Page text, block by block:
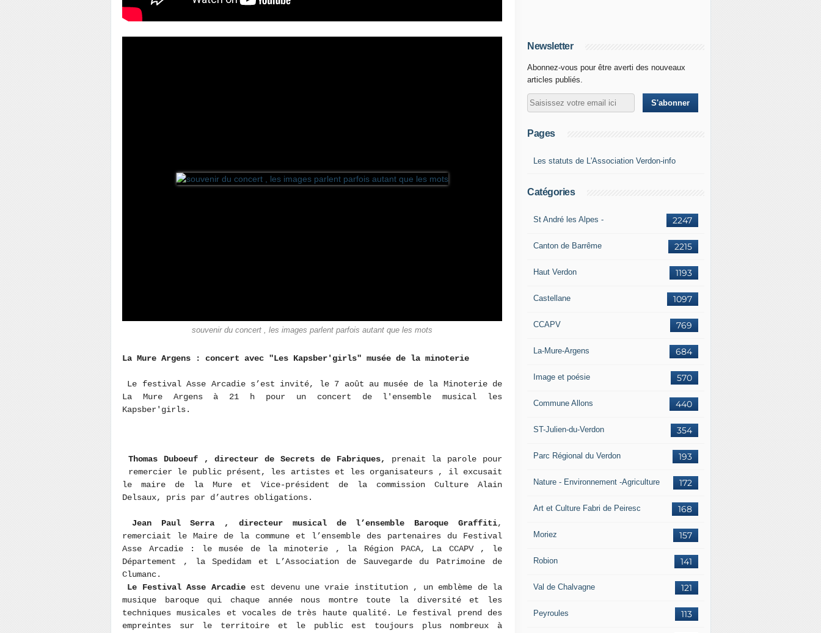
souvenir du concert , les images parlent parfois autant que les mots
La Mure Argens : concert avec "Les Kapsber'girls" musée de la minoterie
Le festival Asse Arcadie s’est invité, le 7 août au musée de la Minoterie de
La Mure Argens à 21 h pour un concert de l'ensemble musical les
Kapsber'girls.
Thomas Duboeuf , directeur de Secrets de Fabriques,
prenait la parole pour
remercier le public présent, les artistes et les organisateurs , il excusait
le maire de la Mure et Vice-président de la commission Culture Alain
Delsaux, pris par d’autres obligations.
Jean Paul Serra , directeur musical de l’ensemble Baroque Graffiti,
remerciait le Maire de la commune et l’ensemble des partenaires du Festival
Asse Arcadie : le musée de la minoterie , la Région PACA, La CCAPV , le
Département , la Spedidam et L’Association de Sauvegarde du Patrimoine de
Clumanc.
Le Festival Asse Arcadieest devenu une vraie institution , un emblème de la
musique baroque qui chaque année nous montre toute la diversité et les
techniques musicales et vocales de très haute qualité. Le festival prend des
empreintes sur le territoire et le public est toujours plus nombreux à
Newsletter
Abonnez-vous pour être averti des nouveaux
articles publiés.
Pages
Les statuts de L'Association Verdon-info
Catégories
2247
St André les Alpes -
2215
Canton de Barrême
1193
Haut Verdon
1097
Castellane
769
CCAPV
684
La-Mure-Argens
570
Image et poésie
440
Commune Allons
354
ST-Julien-du-Verdon
193
Parc Régional du Verdon
172
Nature - Environnement -Agriculture
168
Art et Culture Fabri de Peiresc
157
Moriez
141
Robion
121
Val de Chalvagne
113
Peyroules